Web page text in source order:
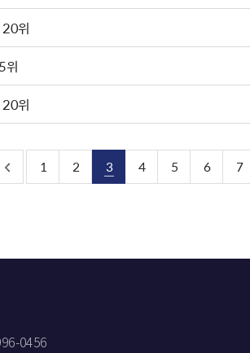
위
위
위
1 2 3 4 5 6 7
0456